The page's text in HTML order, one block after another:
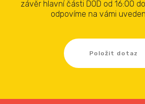
závěr hlavní části DOD od 16:00
odpovíme na vámi
Položit dotaz